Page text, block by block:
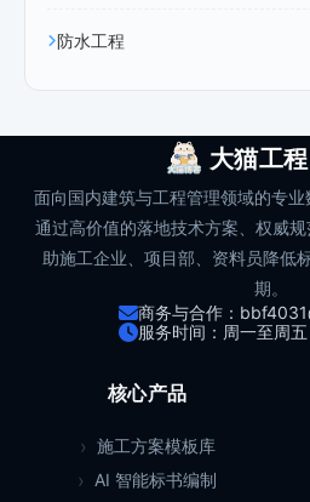
防水工程
大猫工
面向国内建筑与工程管理领域的专
通过高价值的落地技术方案、权威
助施工企业、项目部、资料员降低
期。
商务与合作：
服务时间：周一至周
核心产品
施工方案模板库
AI 智能标书编制